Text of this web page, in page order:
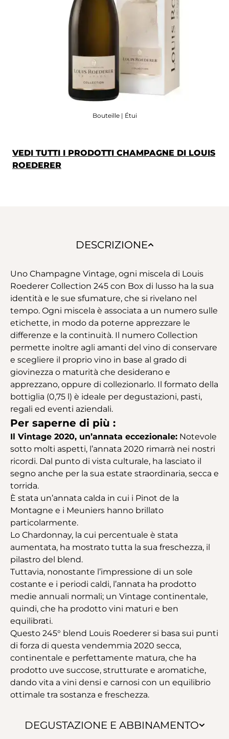
Bouteille | Étui
VEDI TUTTI I PRODOTTI CHAMPAGNE DI LOUIS
ROEDERER
DESCRIZIONE
DEGUSTAZIONE E ABBINAMENTO
Uno Champagne Vintage, ogni miscela di Louis
Roederer Collection 245 con Box di lusso ha la sua
identità e le sue sfumature, che si rivelano nel
tempo. Ogni miscela è associata a un numero sulle
etichette, in modo da poterne apprezzare le
differenze e la continuità. Il numero Collection
permette inoltre agli amanti del vino di conservare
e scegliere il proprio vino in base al grado di
giovinezza o maturità che desiderano e
apprezzano, oppure di collezionarlo. Il formato della
bottiglia (0,75 l) è ideale per degustazioni, pasti,
regali ed eventi aziendali.
Per saperne di più :
Il Vintage 2020, un’annata eccezionale: Notevole
sotto molti aspetti, l’annata 2020 rimarrà nei nostri
ricordi. Dal punto di vista culturale, ha lasciato il
segno anche per la sua estate straordinaria, secca e
torrida.
È stata un’annata calda in cui i Pinot de la
Montagne e i Meuniers hanno brillato
particolarmente.
Lo Chardonnay, la cui percentuale è stata
aumentata, ha mostrato tutta la sua freschezza, il
pilastro del blend.
Tuttavia, nonostante l’impressione di un sole
costante e i periodi caldi, l’annata ha prodotto
medie annuali normali; un Vintage continentale,
quindi, che ha prodotto vini maturi e ben
equilibrati.
Questo 245° blend Louis Roederer si basa sui punti
di forza di questa vendemmia 2020 secca,
continentale e perfettamente matura, che ha
prodotto uve succose, strutturate e aromatiche,
dando vita a vini densi e carnosi con un equilibrio
ottimale tra sostanza e freschezza.